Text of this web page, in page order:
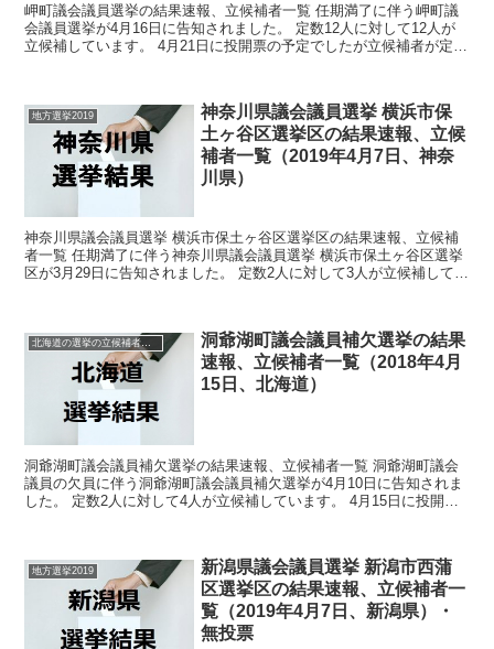
岬町議会議員選挙の結果速報、立候補者一覧 任期満了に伴う岬町議
会議員選挙が4月16日に告知されました。 定数12人に対して12人が
立候補しています。 4月21日に投開票の予定でしたが立候補者が定数
地方選挙2019
神奈川県議会議員選挙 横浜市保
土ヶ谷区選挙区の結果速報、立候
補者一覧（2019年4月7日、神奈
川県）
神奈川県議会議員選挙 横浜市保土ヶ谷区選挙区の結果速報、立候補
者一覧 任期満了に伴う神奈川県議会議員選挙 横浜市保土ヶ谷区選挙
区が3月29日に告知されました。 定数2人に対して3人が立候補してい
北海道の選挙の立候補者と結果速報一覧
洞爺湖町議会議員補欠選挙の結果
速報、立候補者一覧（2018年4月
15日、北海道）
洞爺湖町議会議員補欠選挙の結果速報、立候補者一覧 洞爺湖町議会
議員の欠員に伴う洞爺湖町議会議員補欠選挙が4月10日に告知されま
した。 定数2人に対して4人が立候補しています。 4月15日に投開票
地方選挙2019
新潟県議会議員選挙 新潟市西蒲
区選挙区の結果速報、立候補者一
覧（2019年4月7日、新潟県）・
無投票